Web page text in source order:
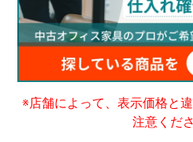
※店舗によって、表示価格と
注意くださ